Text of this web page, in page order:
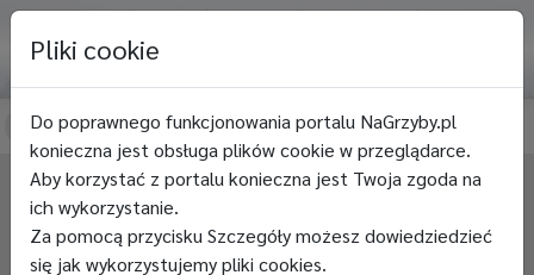
Atlas Quiz
1412/3375
Pliki cookie
Do poprawnego funkcjonowania portalu NaGrzyby.pl
konieczna jest obsługa plików cookie w przeglądarce.
Aby korzystać z portalu konieczna jest Twoja zgoda na
ich wykorzystanie.
Za pomocą przycisku Szczegóły możesz dowiedziedzieć
się jak wykorzystujemy pliki cookies.